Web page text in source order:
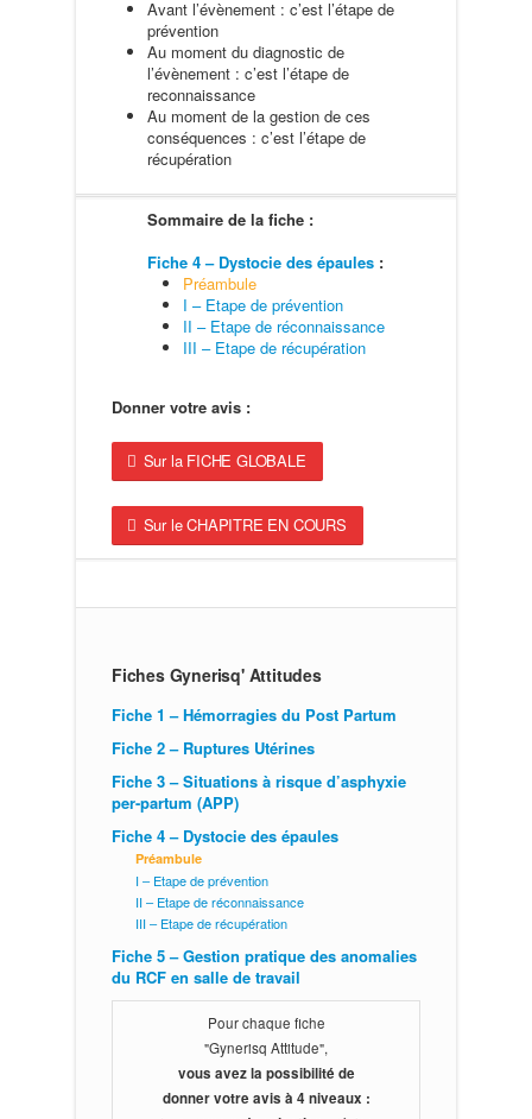
Avant l’évènement : c’est l’étape de
prévention
Au moment du diagnostic de
l’évènement : c’est l’étape de
reconnaissance
Au moment de la gestion de ces
conséquences : c’est l’étape de
récupération
Sommaire de la fiche :
Fiche 4 – Dystocie des épaules :
Préambule
I – Etape de prévention
II – Etape de réconnaissance
III – Etape de récupération
Donner votre avis :
Sur la FICHE GLOBALE
Sur le CHAPITRE EN COURS
Fiches Gynerisq' Attitudes
Fiche 1 – Hémorragies du Post Partum
Fiche 2 – Ruptures Utérines
Fiche 3 – Situations à risque d’asphyxie
per-partum (APP)
Fiche 4 – Dystocie des épaules
Préambule
I – Etape de prévention
II – Etape de réconnaissance
III – Etape de récupération
Fiche 5 – Gestion pratique des anomalies
du RCF en salle de travail
Pour chaque fiche
"Gynerisq Attitude",
vous avez la possibilité de
donner votre avis à 4 niveaux :